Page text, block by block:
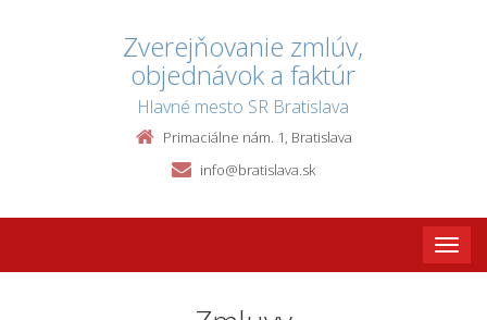
Zverejňovanie zmlúv,
objednávok a faktúr
Hlavné mesto SR Bratislava
Primaciálne nám. 1, Bratislava
info@bratislava.sk
Toggle